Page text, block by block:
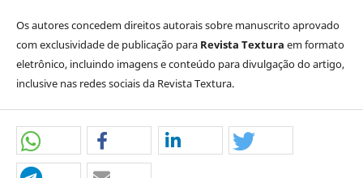
Os autores concedem direitos autorais sobre manuscrito aprovado
com exclusividade de publicação para Revista Textura em formato
eletrônico, incluindo imagens e conteúdo para divulgação do artigo,
inclusive nas redes sociais da Revista Textura.